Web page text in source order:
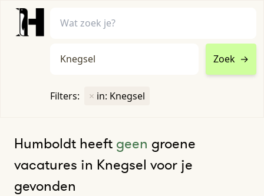
Zoek →
Filters: × in: Knegsel
Humboldt heeft geen groene
vacatures in Knegsel voor je
gevonden